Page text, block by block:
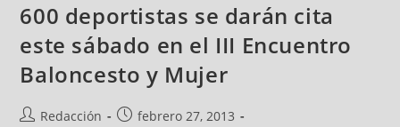
600 deportistas se darán cita
este sábado en el III Encuentro
Baloncesto y Mujer
Redacción
febrero 27, 2013